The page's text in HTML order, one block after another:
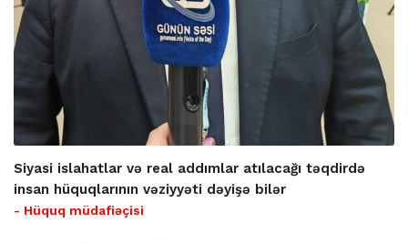
Siyasi islahatlar və real addımlar atılacağı təqdirdə
insan hüquqlarının vəziyyəti dəyişə bilər
- Hüquq müdafiəçisi